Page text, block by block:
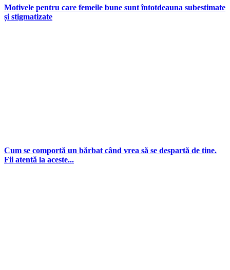
Motivele pentru care femeile bune sunt întotdeauna subestimate
și stigmatizate
Cum se comportă un bărbat când vrea să se despartă de tine.
Fii atentă la aceste...